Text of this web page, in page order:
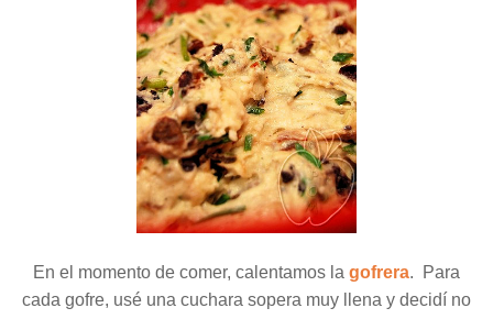
En el momento de comer, calentamos la gofrera. Para
cada gofre, usé una cuchara sopera muy llena y decidí no